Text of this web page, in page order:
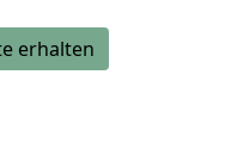
erhalten